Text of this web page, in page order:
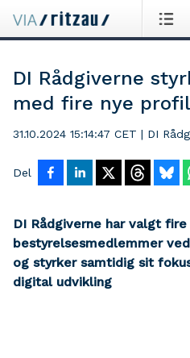
DI Rådgiverne
med fire nye
31.10.2024 15:14:47 CET | DI
Del
DI Rådgiverne har valgt fire
bestyrelsesmedlemmer
og styrker samtidig sit
digital udvikling